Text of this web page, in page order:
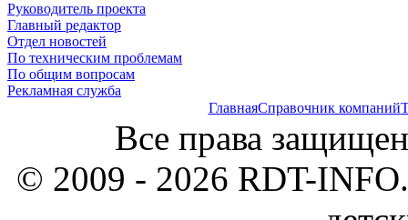
Руководитель проекта
Главный редактор
Отдел новостей
По техническим проблемам
По общим вопросам
Рекламная служба
ГлавнаяСправочник компаний
Все права
© 2009 - 2026 RDT-